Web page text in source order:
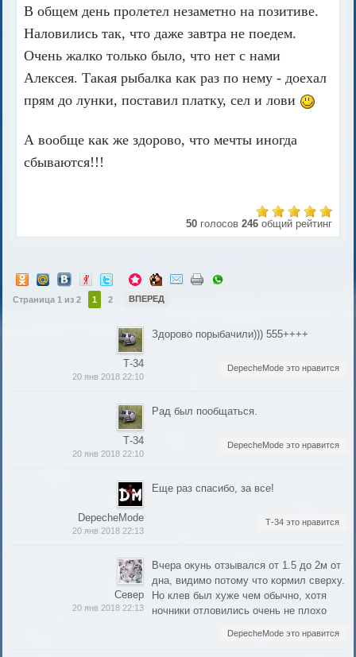
В общем день пролетел незаметно на позитиве.
Наловились так, что даже завтра не поедем.
Очень жалко только было, что нет с нами
Алексея. Такая рыбалка как раз по нему - доехал
прям до лунки, поставил платку, сел и лови
А вообще как же здорово, что мечты иногда
сбываются!!!
50 голосов 246 общий рейтинг
Страница 1 из 2 1 2 ВПЕРЕД
Т-34
20 янв 2018 22:10
Здорово порыбачили))) 555++++
DepecheMode это нравится
Т-34
20 янв 2018 22:10
Рад был пообщаться.
DepecheMode это нравится
DepecheMode
20 янв 2018 22:13
Еще раз спасибо, за все!
Т-34 это нравится
Север
20 янв 2018 22:13
Вчера окунь отзывался от 1.5 до 2м от
дна, видимо потому что кормил сверху.
Но клев был хуже чем обычно, хотя
ночники отловились очень не плохо
DepecheMode это нравится